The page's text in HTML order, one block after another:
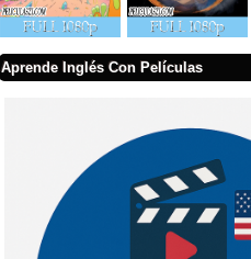
Aprende Inglés Con Películas